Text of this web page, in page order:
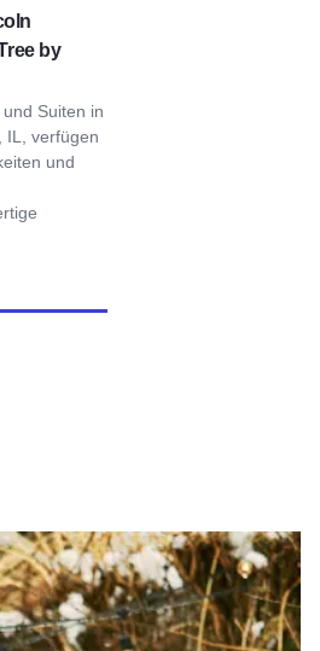
by
Suiten in
IL, verfügen
und
- ein DoubleTree by Hilton